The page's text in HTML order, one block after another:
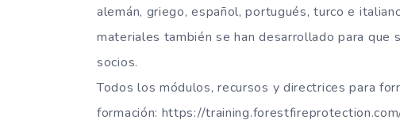
alemán, griego, español, portugués, turco e
materiales también se han desarrollado para que
socios.
Todos los módulos, recursos y directrices para
formación: https://